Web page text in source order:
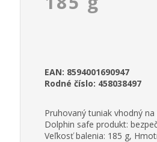
EAN: 8594001690947
Rodné číslo: 458038497
Pruhovaný tuniak vhodný
Dolphin safe produkt:
Veľkosť balenia: 185 g,